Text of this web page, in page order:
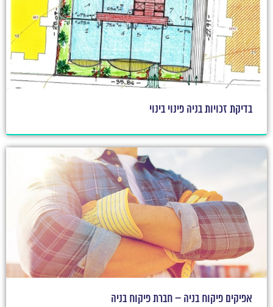
בדיקת זכויות בניה פינוי בינוי
אפיקים פיקוח בניה – חברת פיקוח בניה